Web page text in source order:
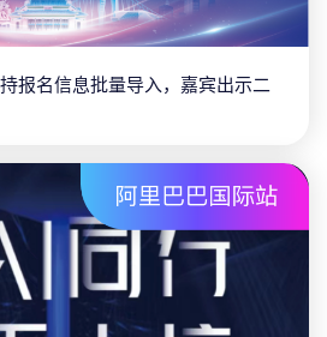
规划：线上报名、酒店预订、就餐